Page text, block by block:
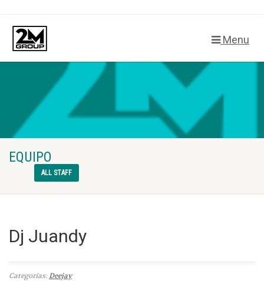
Menu
EQUIPO
ALL STAFF
Dj Juandy
Categorías:Deejay